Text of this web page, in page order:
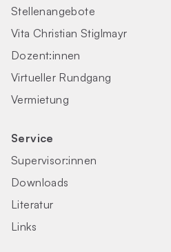
Stellenangebote
Vita Christian Stiglmayr
Dozent:innen
Virtueller Rundgang
Vermietung
Service
Supervisor:innen
Downloads
Literatur
Links